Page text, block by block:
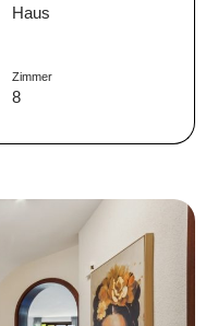
Haus
Zimmer
8